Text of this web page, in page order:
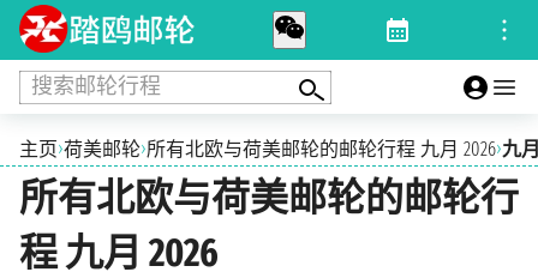
搜索邮轮行程
主页›荷美邮轮›所有北欧与荷美邮轮的邮轮行程 九月 2026›九
所有北欧与荷美邮轮的邮轮行
程 九月 2026